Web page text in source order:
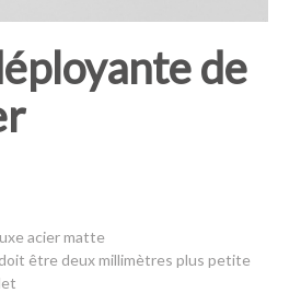
de
acier matte
être deux millimètres plus petite